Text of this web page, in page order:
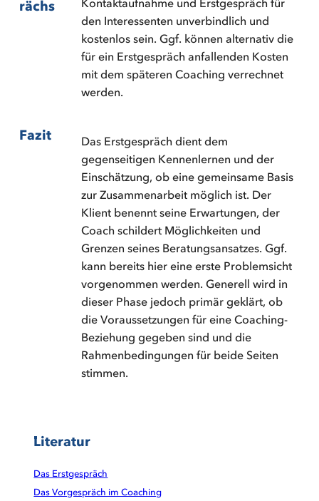
rächs
den Interessenten unverbindlich und
kostenlos sein. Ggf. können alternativ die
für ein Erstgespräch anfallenden Kosten
mit dem späteren Coaching verrechnet
werden.
Fazit
Das Erstgespräch dient dem
gegenseitigen Kennenlernen und der
Einschätzung, ob eine gemeinsame Basis
zur Zusammenarbeit möglich ist. Der
Klient benennt seine Erwartungen, der
Coach schildert Möglichkeiten und
Grenzen seines Beratungsansatzes. Ggf.
kann bereits hier eine erste Problemsicht
vorgenommen werden. Generell wird in
dieser Phase jedoch primär geklärt, ob
die Voraussetzungen für eine Coaching-
Beziehung gegeben sind und die
Rahmenbedingungen für beide Seiten
stimmen.
Literatur
Das Erstgespräch
Das Vorgespräch im Coaching